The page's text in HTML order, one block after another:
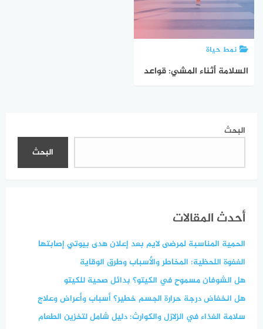
نمط حياة
السلامة أثناء المشي: قواعد
البحث
البحث
أحدث المقالات
الحمية المناسبة لمرضى لايم بعد إعلان هدى بيوتي إصابتها
الغفوة اللحظية: المخاطر والأسباب وطرق الوقاية
هل الشوفان مسموح في الكيتو؟ بدائل صحية للكيتو
هل انخفاض درجة حرارة الجسم خطير؟ أسباب وأعراض وعلاج
سلامة الغذاء في الزلازل والكوارث: دليل شامل لتخزين الطعام